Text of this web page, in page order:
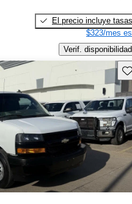
El precio incluye tasas
$323/mes
Verif. disponibilidad